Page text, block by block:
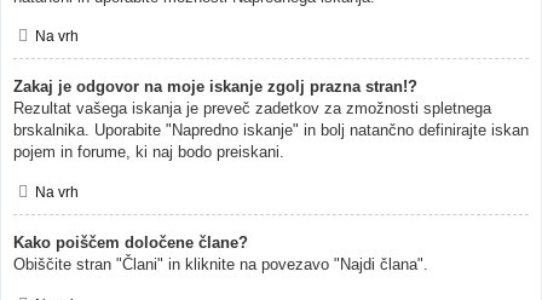
Na vrh
Zakaj je odgovor na moje iskanje zgolj prazna stran!?
Rezultat vašega iskanja je preveč zadetkov za zmožnosti spletnega
brskalnika. Uporabite "Napredno iskanje" in bolj natančno definirajte iskan
pojem in forume, ki naj bodo preiskani.
Na vrh
Kako poiščem določene člane?
Obiščite stran "Člani" in kliknite na povezavo "Najdi člana".